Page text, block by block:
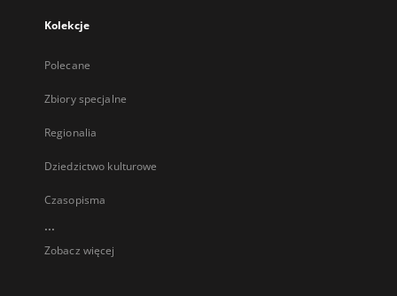
Kolekcje
Polecane
Zbiory specjalne
Regionalia
Dziedzictwo kulturowe
Czasopisma
...
Zobacz więcej